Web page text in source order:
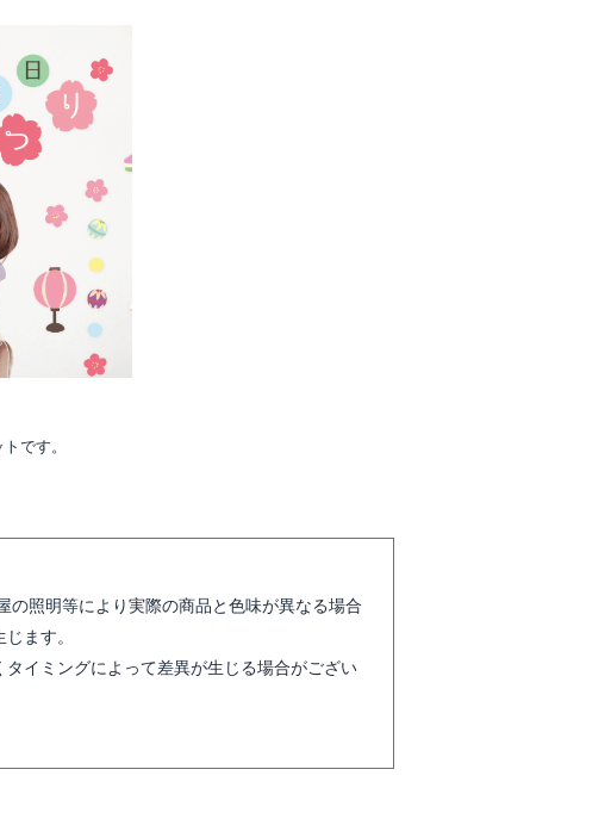
です。
照明等により実際の商品と色味が異なる場合
ます。
イミングによって差異が生じる場合がござい